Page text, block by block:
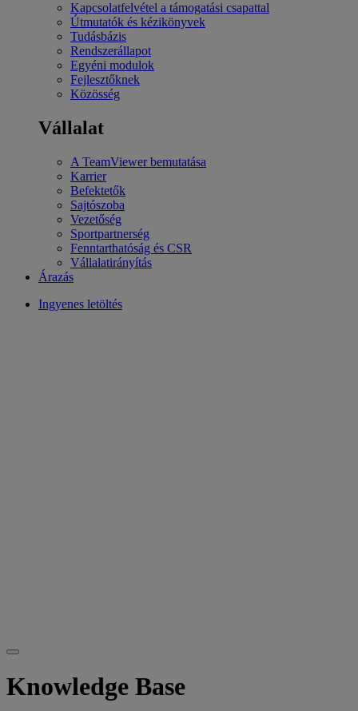
Kapcsolatfelvétel a támogatási csapattal
Útmutatók és kézikönyvek
Tudásbázis
Rendszerállapot
Egyéni modulok
Fejlesztőknek
Közösség
Vállalat
A TeamViewer bemutatása
Karrier
Befektetők
Sajtószoba
Vezetőség
Sportpartnerség
Fenntarthatóság és CSR
Vállalatirányítás
Árazás
Ingyenes letöltés
Knowledge Base